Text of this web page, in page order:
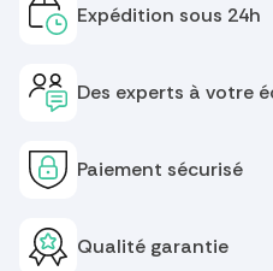
Expédition sous 24h
Des experts à votre
Paiement sécurisé
Qualité garantie